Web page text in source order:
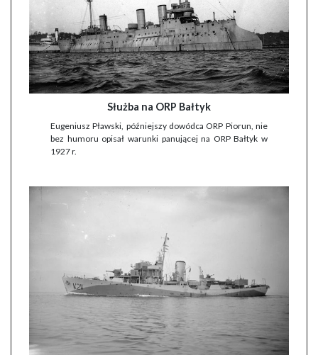
Służba na ORP Bałtyk
Eugeniusz Pławski, późniejszy dowódca ORP Piorun, nie
bez humoru opisał warunki panującej na ORP Bałtyk w
1927 r.